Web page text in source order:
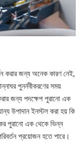
করার জন্য অনেক কারণ নেই,
পুনর্নবীকরণের সময়
জন্য পদক্ষেপ পুরানো এক
উপাদান ইনস্টল করা হয় কি
পুরানো এক থেকে ভিন্ন
প্রয়োজন হতে পারে।